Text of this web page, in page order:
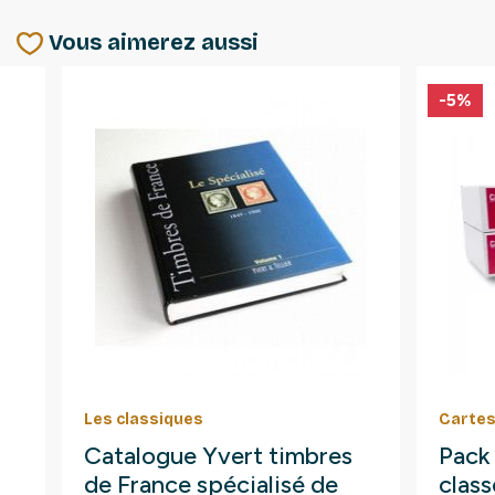
Vous aimerez aussi
Les classiques
Catalogue Yvert timbres
de France spécialisé de
-5%